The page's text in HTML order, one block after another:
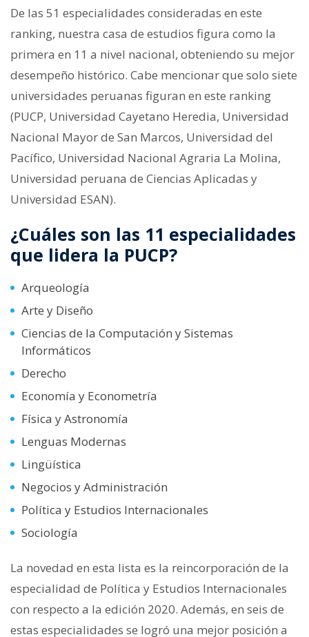
De las 51 especialidades consideradas en este
ranking, nuestra casa de estudios figura como la
primera en 11 a nivel nacional, obteniendo su mejor
desempeño histórico. Cabe mencionar que solo siete
universidades peruanas figuran en este ranking
(PUCP, Universidad Cayetano Heredia, Universidad
Nacional Mayor de San Marcos, Universidad del
Pacífico, Universidad Nacional Agraria La Molina,
Universidad peruana de Ciencias Aplicadas y
Universidad ESAN).
¿Cuáles son las 11 especialidades
que lidera la PUCP?
Arqueología
Arte y Diseño
Ciencias de la Computación y Sistemas
Informáticos
Derecho
Economía y Econometría
Física y Astronomía
Lenguas Modernas
Lingüística
Negocios y Administración
Política y Estudios Internacionales
Sociología
La novedad en esta lista es la reincorporación de la
especialidad de Política y Estudios Internacionales
con respecto a la edición 2020. Además, en seis de
estas especialidades se logró una mejor posición a